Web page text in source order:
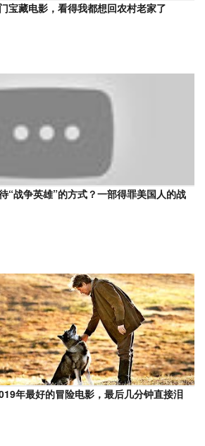
宝藏电影，看得我都想回农村老家了
“战争英雄”的方式？一部得罪美国人的战
年最好的冒险电影，最后几分钟直接泪